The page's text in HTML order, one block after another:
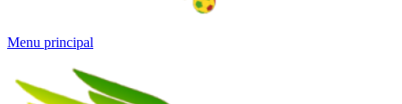
Menu principal